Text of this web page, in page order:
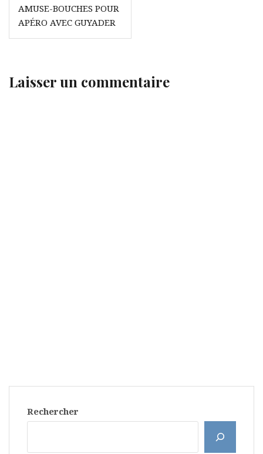
de
l’article
AMUSE-BOUCHES POUR
APÉRO AVEC GUYADER
Laisser un commentaire
Rechercher